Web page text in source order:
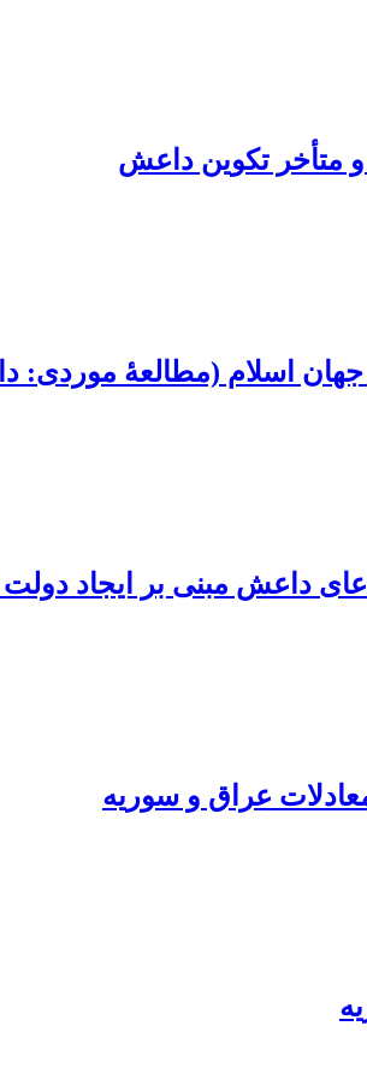
متأخر تکوین داعش
جهان اسلام (مطالعۀ موردی:
داعش مبنی بر ایجاد
عراق و سوریه